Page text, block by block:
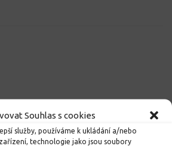
Souhlas s cookies
služby, používáme k ukládání a/nebo
technologie jako jsou soubory